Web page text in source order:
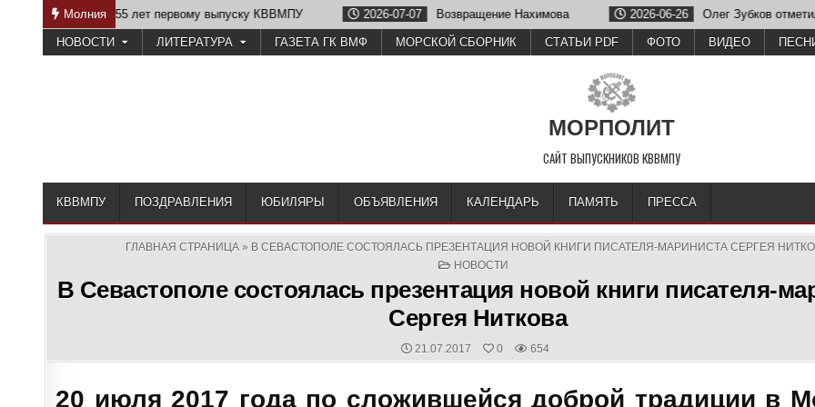
Молния
первому выпуску КВВМПУ 2026-07-07 Возвращение Нахимова 2026-06-26 Олег Зубков отметил годовщину после
НОВОСТИ ЛИТЕРАТУРА ГАЗЕТА ГК ВМФ МОРСКОЙ СБОРНИК СТАТЬИ PDF ФОТО ВИДЕО
МОРПОЛИТ
САЙТ ВЫПУСКНИКОВ КВВМПУ
КВВМПУ ПОЗДРАВЛЕНИЯ ЮБИЛЯРЫ ОБЪЯВЛЕНИЯ КАЛЕНДАРЬ ПАМЯТЬ ПРЕССА
ГЛАВНАЯ СТРАНИЦА » В СЕВАСТОПОЛЕ СОСТОЯЛАСЬ ПРЕЗЕНТАЦИЯ НОВОЙ КНИГИ ПИСАТЕЛЯ-МАРИНИСТА СЕРГЕЯ
POSTED
НОВОСТИ
В Севастополе состоялась презентация новой книги писателя-
Сергея Ниткова
PUBLISHED
DATE:
21.07.2017 0 654
20 июля 2017 года по сложившейся доброй традиции в